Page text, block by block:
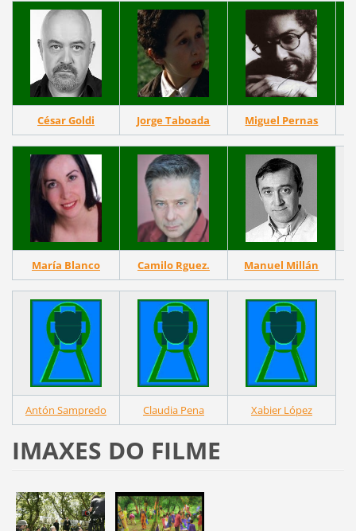
César Goldi Jorge Taboada Miguel Pernas
María Blanco Camilo Rguez. Manuel Millán
Antón Sampredo Claudia Pena Xabier López
IMAXES DO FILME